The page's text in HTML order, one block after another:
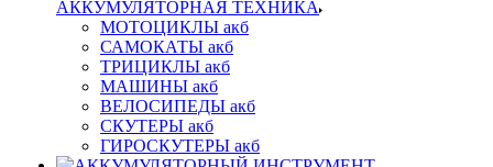
АККУМУЛЯТОРНАЯ ТЕХНИКА
МОТОЦИКЛЫ акб
САМОКАТЫ акб
ТРИЦИКЛЫ акб
МАШИНЫ акб
ВЕЛОСИПЕДЫ акб
СКУТЕРЫ акб
ГИРОСКУТЕРЫ акб